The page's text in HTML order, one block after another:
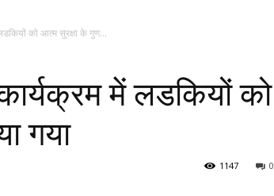
को आत्म सुरक्षा के गुण...
में लडकियों को
गया
0
1147